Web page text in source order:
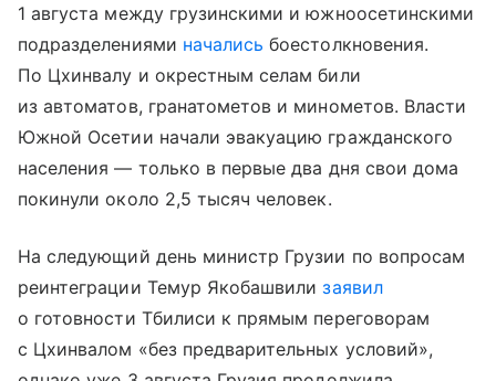
1 августа между грузинскими и южноосетинскими
подразделениями начались боестолкновения.
По Цхинвалу и окрестным селам били
из автоматов, гранатометов и минометов. Власти
Южной Осетии начали эвакуацию гражданского
населения — только в первые два дня свои дома
покинули около 2,5 тысяч человек.
На следующий день министр Грузии по вопросам
реинтеграции Темур Якобашвилизаявил
о готовности Тбилиси к прямым переговорам
с Цхинвалом «без предварительных условий»,